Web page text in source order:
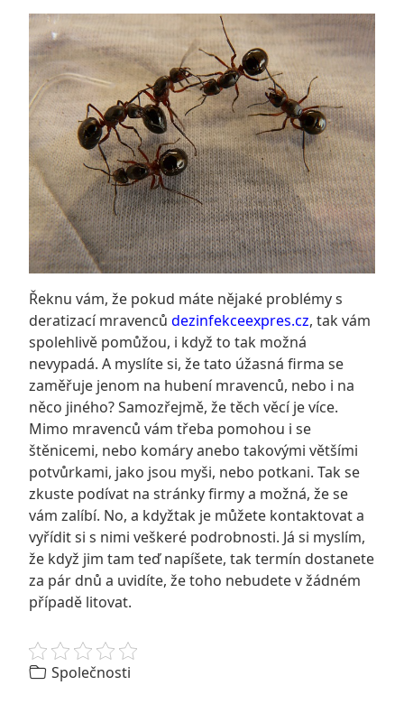
Řeknu vám, že pokud máte nějaké problémy s
deratizací mravenců dezinfekceexpres.cz, tak vám
spolehlivě pomůžou, i když to tak možná
nevypadá. A myslíte si, že tato úžasná firma se
zaměřuje jenom na hubení mravenců, nebo i na
něco jiného? Samozřejmě, že těch věcí je více.
Mimo mravenců vám třeba pomohou i se
štěnicemi, nebo komáry anebo takovými většími
potvůrkami, jako jsou myši, nebo potkani. Tak se
zkuste podívat na stránky firmy a možná, že se
vám zalíbí. No, a kdyžtak je můžete kontaktovat a
vyřídit si s nimi veškeré podrobnosti. Já si myslím,
že když jim tam teď napíšete, tak termín dostanete
za pár dnů a uvidíte, že toho nebudete v žádném
případě litovat.
Společnosti